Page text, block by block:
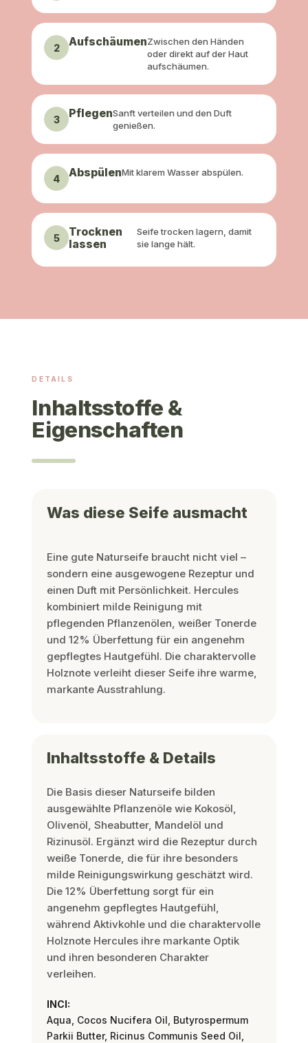
2 AufschäumenZwischen den Händen
oder direkt auf der Haut
aufschäumen.
3 PflegenSanft verteilen und den Duft
genießen.
4 AbspülenMit klarem Wasser abspülen.
5
Trocknen
lassen
Seife trocken lagern, damit
sie lange hält.
DETAILS
Inhaltsstoffe &
Eigenschaften
Was diese Seife ausmacht
Eine gute Naturseife braucht nicht viel –
sondern eine ausgewogene Rezeptur und
einen Duft mit Persönlichkeit. Hercules
kombiniert milde Reinigung mit
pflegenden Pflanzenölen, weißer Tonerde
und 12% Überfettung für ein angenehm
gepflegtes Hautgefühl. Die charaktervolle
Holznote verleiht dieser Seife ihre warme,
markante Ausstrahlung.
Inhaltsstoffe & Details
Die Basis dieser Naturseife bilden
ausgewählte Pflanzenöle wie Kokosöl,
Olivenöl, Sheabutter, Mandelöl und
Rizinusöl. Ergänzt wird die Rezeptur durch
weiße Tonerde, die für ihre besonders
milde Reinigungswirkung geschätzt wird.
Die 12% Überfettung sorgt für ein
angenehm gepflegtes Hautgefühl,
während Aktivkohle und die charaktervolle
Holznote Hercules ihre markante Optik
und ihren besonderen Charakter
verleihen.
INCI:
Aqua, Cocos Nucifera Oil, Butyrospermum
Parkii Butter, Ricinus Communis Seed Oil,